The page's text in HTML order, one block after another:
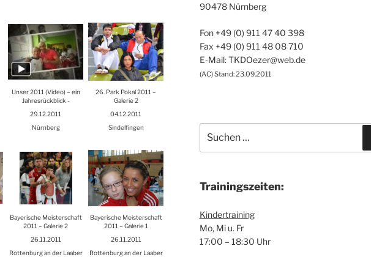
Unser 2011 (Video) – ein
Jah­res­rück­blick -
26. Park Pokal 2011 –
Gale­rie 2
29.12.2011
04.12.2011
Nürn­berg
Sin­del­fin­gen
Baye­ri­sche Meis­ter­schaft
2011 – Gale­rie 2
Baye­ri­sche Meis­ter­schaft
2011 – Gale­rie 1
26.11.2011
26.11.2011
Rot­ten­burg an der Laaber Rot­ten­burg an der Laaber
90478 Nürn­berg
Fon +49 (0) 911 47 40 398
Fax +49 (0) 911 48 08 710
E‑Mail: TKDOezer@web.de
(AC) Stand: 23.09.2011
nach:
Trai­nings­zei­ten:
Kin­der­trai­ning
Mo, Mi u. Fr
17:00 – 18:30 Uhr